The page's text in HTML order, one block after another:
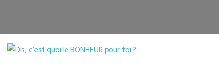
Ecriture sensuelle et thérapeuthique